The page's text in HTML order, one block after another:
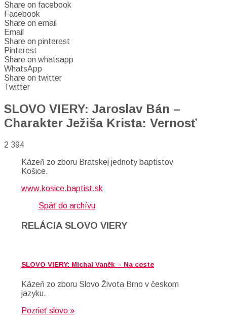
Share on facebook
Facebook
Share on email
Email
Share on pinterest
Pinterest
Share on whatsapp
WhatsApp
Share on twitter
Twitter
SLOVO VIERY: Jaroslav Bán –
Charakter Ježiša Krista: Vernosť
2 394
Kázeň zo zboru Bratskej jednoty baptistov
Košice.
www.kosice.baptist.sk
Späť do archívu
RELÁCIA SLOVO VIERY
SLOVO VIERY: Michal Vaněk – Na ceste
Kázeň zo zboru Slovo Života Brno v českom
jazyku.
Pozrieť slovo »